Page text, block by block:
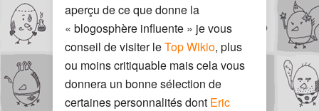
aperçu de ce que donne la
« blogosphère influente » je vous
conseil de visiter leTop Wikio, plus
ou moins critiquable mais cela vous
donnera un bonne sélection de
certaines personnalités dont Eric